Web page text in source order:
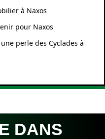
à Naxos
pour Naxos
perle des Cyclades à
DANS